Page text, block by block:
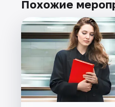
Похожие